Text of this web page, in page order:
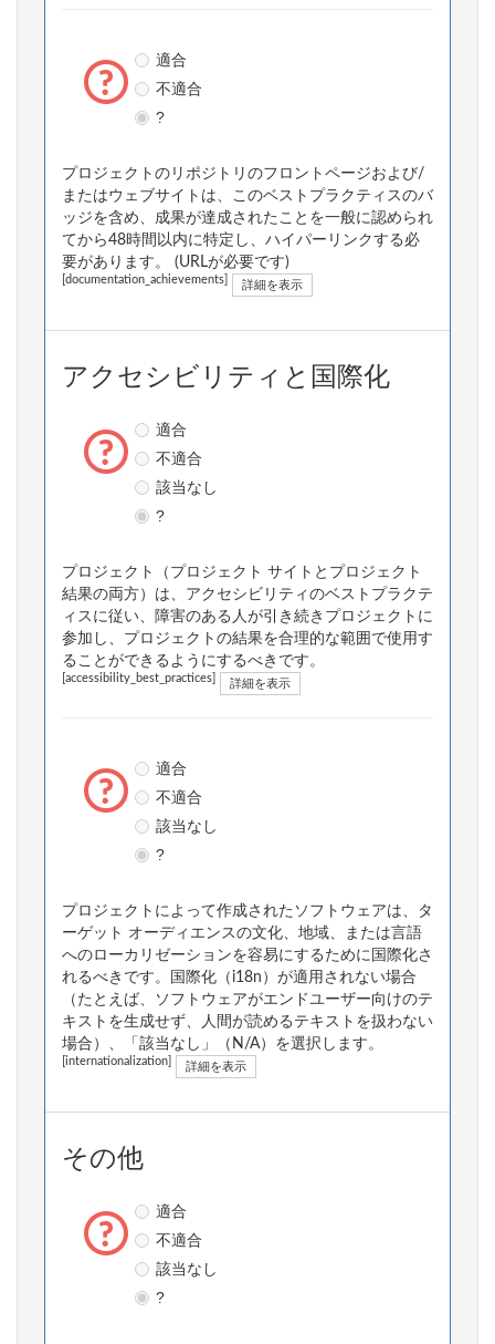
適合
不適合
?
プロジェクトのリポジトリのフロントページおよび/
またはウェブサイトは、このベストプラクティスのバ
ッジを含め、成果が達成されたことを一般に認められ
てから48時間以内に特定し、ハイパーリンクする必
要があります。 (URLが必要です)
[documentation_achievements] 詳細を表示
アクセシビリティと国際化
適合
不適合
該当なし
?
プロジェクト（プロジェクト サイトとプロジェクト
結果の両方）は、アクセシビリティのベストプラクテ
ィスに従い、障害のある人が引き続きプロジェクトに
参加し、プロジェクトの結果を合理的な範囲で使用す
ることができるようにするべきです。
[accessibility_best_practices] 詳細を表示
適合
不適合
該当なし
?
プロジェクトによって作成されたソフトウェアは、タ
ーゲット オーディエンスの文化、地域、または言語
へのローカリゼーションを容易にするために国際化さ
れるべきです。国際化（i18n）が適用されない場合
（たとえば、ソフトウェアがエンドユーザー向けのテ
キストを生成せず、人間が読めるテキストを扱わない
場合）、「該当なし」（N/A）を選択します。
[internationalization] 詳細を表示
その他
適合
不適合
該当なし
?